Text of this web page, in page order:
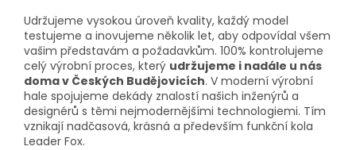
Udržujeme vysokou úroveň kvality, každý model
testujeme a inovujeme několik let, aby odpovídal všem
vašim představám a požadavkům. 100% kontrolujeme
celý výrobní proces, který udržujeme i nadále u nás
doma v Českých Budějovicích. V moderní výrobní
hale spojujeme dekády znalostí našich inženýrů a
designérů s těmi nejmodernějšími technologiemi. Tím
vznikají nadčasová, krásná a především funkční kola
Leader Fox.